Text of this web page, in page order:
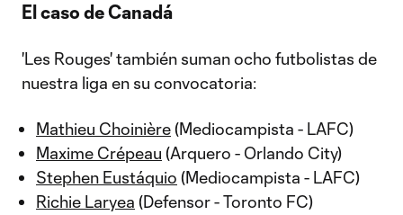
El caso de Canadá
'Les Rouges' también suman ocho futbolistas de
nuestra liga en su convocatoria:
Mathieu Choinière(Mediocampista - LAFC)
Maxime Crépeau (Arquero - Orlando City)
Stephen Eustáquio (Mediocampista - LAFC)
Richie Laryea (Defensor - Toronto FC)